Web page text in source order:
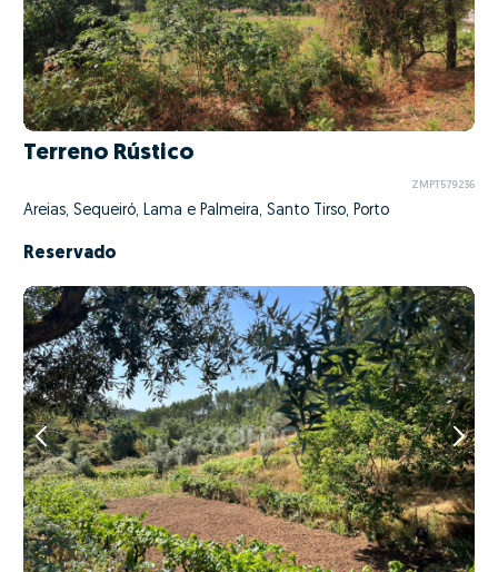
Terreno Rústico
ZMPT579236
Areias, Sequeiró, Lama e Palmeira, Santo Tirso, Porto
Reservado